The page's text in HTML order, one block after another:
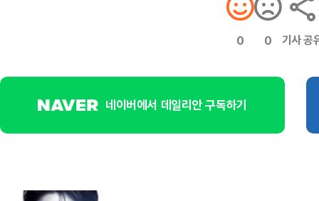
0 0 기사 공
네이버에서 데일리안 구독하기